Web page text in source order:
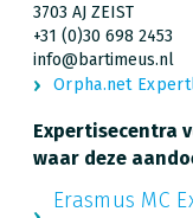
3703 AJ ZEIST
+31 (0)30 698 2453
info@bartimeus.nl
Orpha.net
Expertisecentra
waar deze
Erasmus MC